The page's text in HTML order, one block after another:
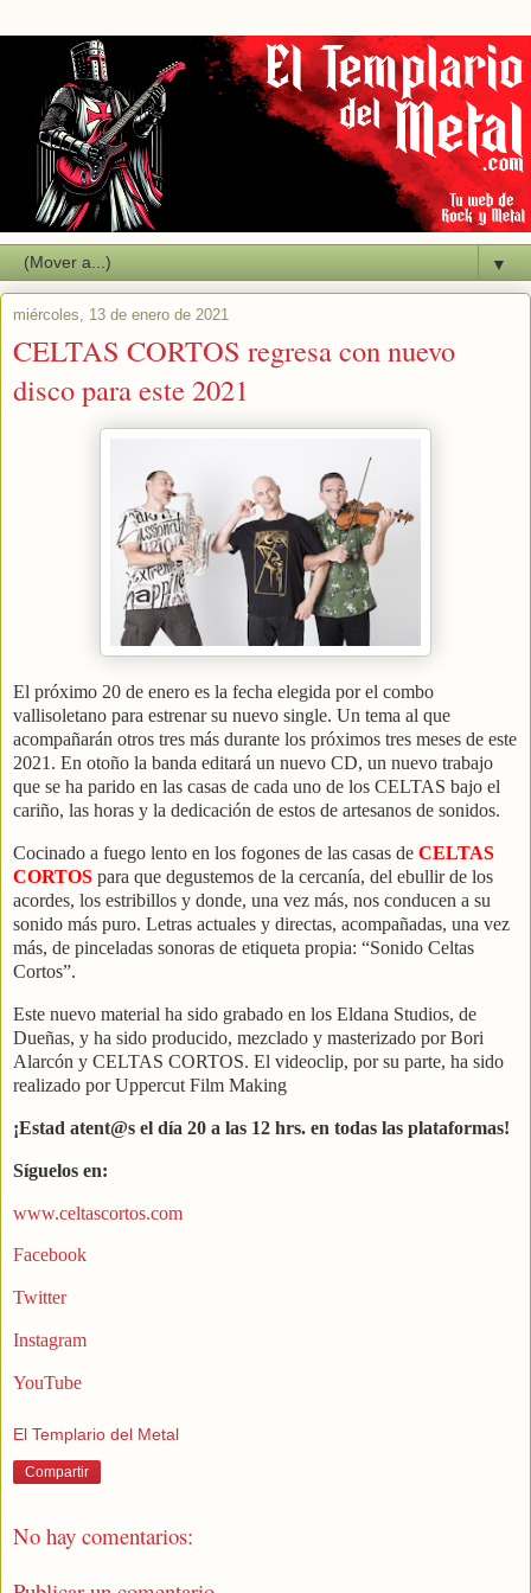
▼
miércoles, 13 de enero de 2021
CELTAS CORTOS regresa con nuevo
disco para este 2021
El próximo 20 de enero es la fecha elegida por el combo
vallisoletano para estrenar su nuevo single. Un tema al que
acompañarán otros tres más durante los próximos tres meses de este
2021. En otoño la banda editará un nuevo CD, un nuevo trabajo
que se ha parido en las casas de cada uno de los CELTAS bajo el
cariño, las horas y la dedicación de estos de artesanos de sonidos.
Cocinado a fuego lento en los fogones de las casas de CELTAS
CORTOS para que degustemos de la cercanía, del ebullir de los
acordes, los estribillos y donde, una vez más, nos conducen a su
sonido más puro. Letras actuales y directas, acompañadas, una vez
más, de pinceladas sonoras de etiqueta propia: “Sonido Celtas
Cortos”.
Este nuevo material ha sido grabado en los Eldana Studios, de
Dueñas, y ha sido producido, mezclado y masterizado por Bori
Alarcón y CELTAS CORTOS. El videoclip, por su parte, ha sido
realizado por Uppercut Film Making
¡Estad atent@s el día 20 a las 12 hrs. en todas las plataformas!
Síguelos en:
www.celtascortos.com
Facebook
Twitter
Instagram
YouTube
El Templario del Metal
Compartir
No hay comentarios: